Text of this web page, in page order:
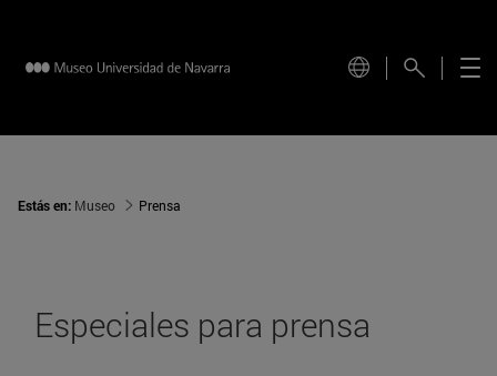
Estás en: Museo Prensa
Especiales para prensa